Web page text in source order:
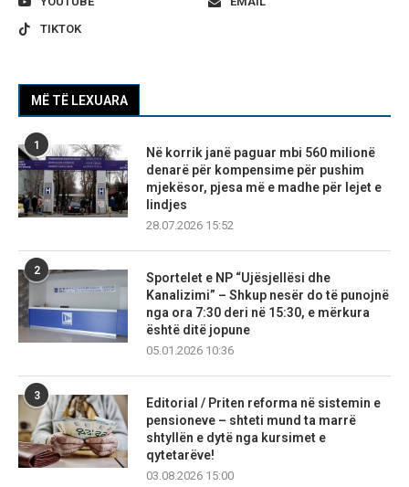
TIKTOK
MË TË LEXUARA
1
Në korrik janë paguar mbi 560 milionë
denarë për kompensime për pushim
mjekësor, pjesa më e madhe për lejet e
lindjes
28.07.2026 15:52
2
Sportelet e NP “Ujësjellësi dhe
Kanalizimi” – Shkup nesër do të punojnë
nga ora 7:30 deri në 15:30, e mërkura
është ditë jopune
05.01.2026 10:36
3
Editorial / Priten reforma në sistemin e
pensioneve – shteti mund ta marrë
shtyllën e dytë nga kursimet e
qytetarëve!
03.08.2026 15:00